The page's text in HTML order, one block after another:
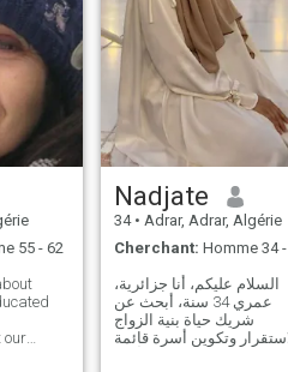
55 - 62
our
Nadjate
34 • Adrar, Adrar, Algérie
Cherchant: Homme 34
السلام عليكم، أنا جزائرية،
عمري 34 سنة، أبحث عن
شريك حياة بنية الزواج
وتكوين أسرة قائمة